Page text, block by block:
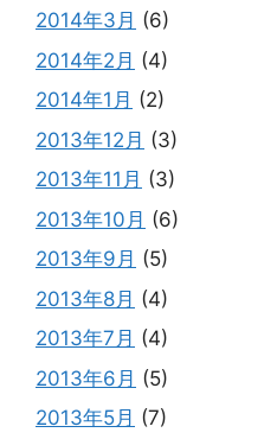
2014年3月 (6)
2014年2月 (4)
2014年1月 (2)
2013年12月 (3)
2013年11月 (3)
2013年10月 (6)
2013年9月 (5)
2013年8月 (4)
2013年7月 (4)
2013年6月 (5)
2013年5月 (7)